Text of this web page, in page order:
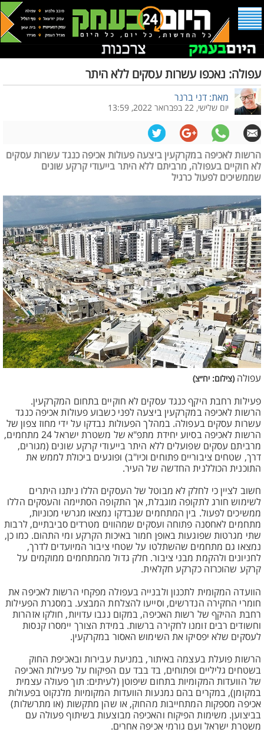
עפולה: נאכפו עשרות עסקים ללא היתר
מאת: דני ברנר
יום שלישי, 22 בפברואר 2022, 13:59
הרשות לאכיפה במקרקעין ביצעה פעולות אכיפה כנגד עשרות עסקים
לא חוקיים בעפולה, מרביתם ללא היתר בייעודי קרקע שונים
שממשיכים לפעול כרגיל
עפולה (צילום: יח״צ)
פעילות רחבת היקף כנגד עסקים לא חוקיים בתחום המקרקעין.
הרשות לאכיפה במקרקעין ביצעה לפני כשבוע פעולות אכיפה כנגד
עשרות עסקים בעפולה. במהלך הפעולות נבדקו על ידי מחוז צפון של
הרשות לאכיפה בסיוע יחידת מתפ"א של משטרת ישראל 24 מתחמים,
מרביתם עסקים שפועלים ללא היתר בייעודי קרקע שונים (מגורים,
דרך, שטחים ציבוריים פתוחים וכיו"ב) ופוגעים ביכולת לממש את
התוכנית הכוללנית החדשה של העיר.
חשוב לציין כי לחלק לא מבוטל של העסקים הללו ניתנו היתרים
לשימוש חורג לתקופה מוגבלת, אך התקופה הסתיימה והעסקים הללו
ממשיכים לפעול. בין המתחמים שנבדקו נמצאו מגרשי מכוניות,
מתחמים לאחסנה פתוחה ועסקים שמהווים מטרדים סביבתיים, לרבות
שתי מגרטות שפוגעות באופן חמור באיכות הקרקע ומי התהום. כמו כן,
נמצאו גם מתחמים שהשתלטו על שטחי ציבור המיועדים לדרך,
לחניונים ולהקמת מבני ציבור. חלק גדול מהמתחמים ממוקמים על
קרקע שהוכרזה כקרקע חקלאית.
הוועדה המקומית לתכנון ולבנייה בעפולה מפקחי הרשות לאכיפה את
חומרי החקירה הנדרשים, וסייעו להצלחת המבצע. במסגרת הפעילות
רחבת ההיקף של רשות האכיפה, במקום נגבו עדויות, חולקו אזהרות
וחשודים רבים זומנו לחקירה ברשות. במידת הצורך יימסרו קנסות
לעסקים שלא יפסיקו את השימוש האסור במקרקעין.
הרשות פועלת בעצמה באיתור, במניעת עבירות ובאכיפת החוק
בשטחים גליליים ופתוחים, בד בבד עם הפיקוח על פעילות האכיפה
של הוועדות המקומיות בתחום שיפוטן (לעיתים: תוך פעולה עצמית
במקומן), במקרים בהם נמנעות הוועדות המקומיות מלנקוט בפעולות
אכיפה מספקות המתחייבות מהחוק, או שהן מתקשות (או מתרשלות)
בביצוען. משימות הפיקוח והאכיפה מבוצעות בשיתוף פעולה עם
משטרת ישראל ועם גורמי אכיפה אחרים.